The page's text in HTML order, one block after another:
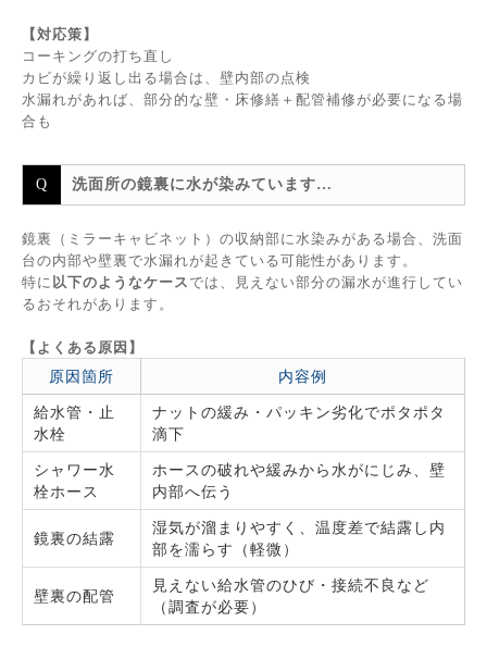
【対応策】
コーキングの打ち直し
カビが繰り返し出る場合は、壁内部の点検
水漏れがあれば、部分的な壁・床修繕＋配管補修が必要になる場
合も
洗面所の鏡裏に水が染みています…
鏡裏（ミラーキャビネット）の収納部に水染みがある場合、洗面
台の内部や壁裏で水漏れが起きている可能性があります。
特に 以下のようなケースでは、見えない部分の漏水が進行してい
るおそれがあります。
【よくある原因】
原因箇所
内容例
給水管・止
水栓
ナットの緩み・パッキン劣化でポタポタ
滴下
シャワー水
栓ホース
ホースの破れや緩みから水がにじみ、壁
内部へ伝う
鏡裏の結露
湿気が溜まりやすく、温度差で結露し内
部を濡らす（軽微）
壁裏の配管
見えない給水管のひび・接続不良など
（調査が必要）